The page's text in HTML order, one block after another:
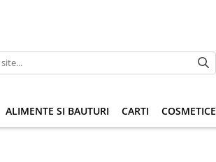
ALIMENTE SI BAUTURI CARTI COSMETICE